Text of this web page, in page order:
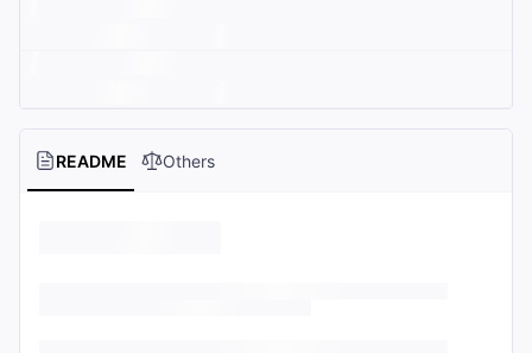
README Others